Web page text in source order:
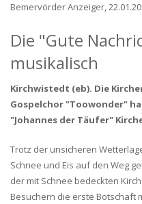
Bemervörder Anzeiger,
Die "Gute
musikalisch
Kirchwistedt (eb). Die
Gospelchor "Toowonder"
"Johannes der Täufer"
Trotz der unsicheren
Schnee und Eis auf den Weg
der mit Schnee bedeckten
Besuchern die erste Botschaft